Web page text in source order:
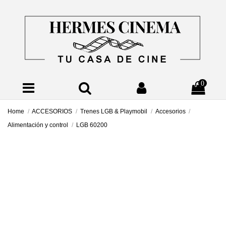
0
Home ACCESORIOS Trenes LGB & Playmobil
Accesorios
Alimentación y control
LGB 60200